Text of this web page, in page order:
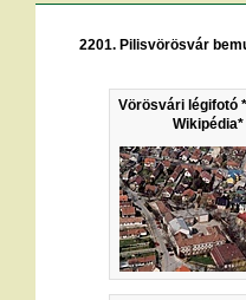
2201. Pilisvörösvár
Vörösvári légifotó
Wikipédia*